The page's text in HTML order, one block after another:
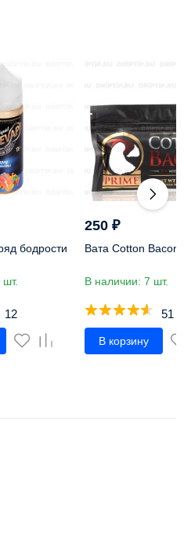
бодрости
12
250 ₽
Вата Cotton Bacon
В наличии: 7 шт.
51
В корзину